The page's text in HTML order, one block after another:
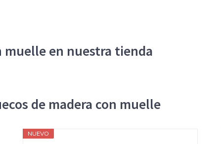
muelle en nuestra tienda
de madera con muelle
NUEVO